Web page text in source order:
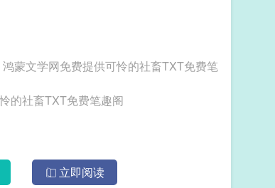
蒙文学网免费提供可怜的社畜TXT免费笔
本站：鸿蒙文学网 网址：www.hmwxw.com 可怜的社畜TXT免费笔趣阁
立即阅读